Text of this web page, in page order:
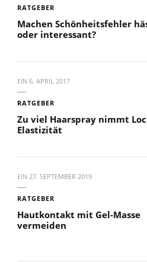
RATGEBER
Machen Schönheitsfehler
oder interessant?
EIN 6. APRIL 2017
RATGEBER
Zu viel Haarspray nimmt
Elastizität
EIN 27. SEPTEMBER 2019
RATGEBER
Hautkontakt mit Gel-Masse
vermeiden